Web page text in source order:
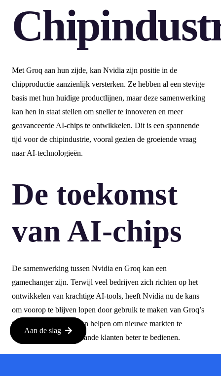
Met Groq aan hun zijde, kan Nvidia zijn positie in de
chipproductie aanzienlijk versterken. Ze hebben al een stevige
basis met hun huidige productlijnen, maar deze samenwerking
kan hen in staat stellen om sneller te innoveren en meer
geavanceerde AI-chips te ontwikkelen. Dit is een spannende
tijd voor de chipindustrie, vooral gezien de groeiende vraag
naar AI-technologieën.
De toekomst
van AI-chips
De samenwerking tussen Nvidia en Groq kan een
gamechanger zijn. Terwijl veel bedrijven zich richten op het
ontwikkelen van krachtige AI-tools, heeft Nvidia nu de kans
om voorop te blijven lopen door gebruik te maken van Groq’s
technologie. Dit kan hen helpen om nieuwe markten te
veroveren en hun bestaande klanten beter te bedienen.
Aan de slag